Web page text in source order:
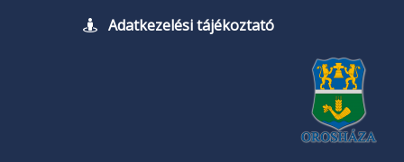
Adatkezelési tájékoztató